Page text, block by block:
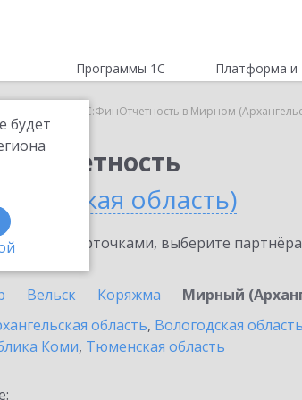
будет
Программы 1С Платформа и
1С:ФинОтчетность в Мирном
область)
карточками, выберите
Вельск Коряжма Мирный
область, Вологодская область
Коми, Тюменская область